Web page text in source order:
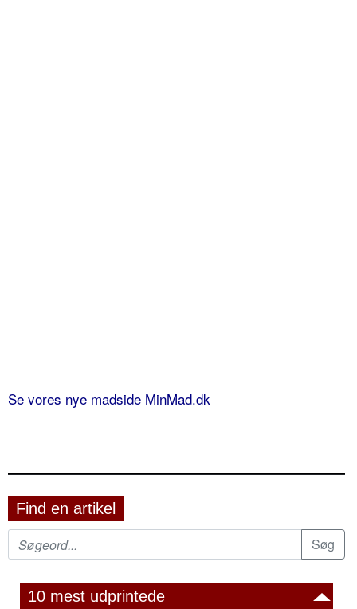
Se vores nye madside MinMad.dk
Find en artikel
10 mest udprintede